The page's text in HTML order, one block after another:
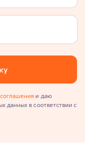
и даю
данных в соответствии с